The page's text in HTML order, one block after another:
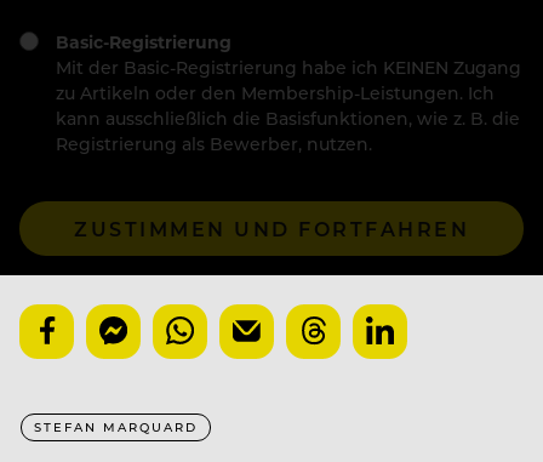
Basic-Registrierung
Mit der Basic-Registrierung habe ich KEINEN Zugang
zu Artikeln oder den Membership-Leistungen. Ich
kann ausschließlich die Basisfunktionen, wie z. B. die
Registrierung als Bewerber, nutzen.
ZUSTIMMEN UND FORTFAHREN
STEFAN MARQUARD